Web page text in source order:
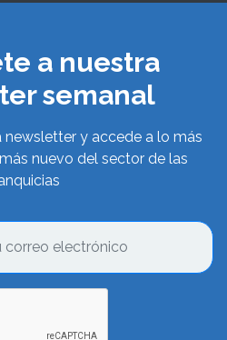
a nuestra
semanal
newsletter y accede a lo más
nuevo del sector de las